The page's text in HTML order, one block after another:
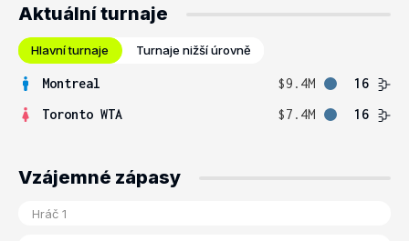
Aktuální turnaje
Hlavní turnaje Turnaje nižší úrovně
Montreal $9.4M
16
Toronto WTA
$7.4M 16
Vzájemné zápasy